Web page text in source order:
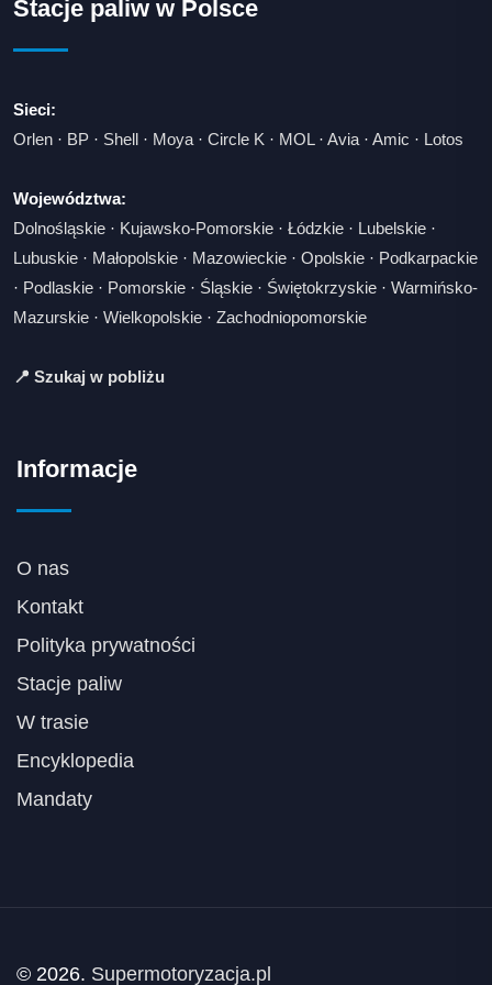
Stacje paliw w Polsce
Sieci:
Orlen · BP · Shell · Moya · Circle K · MOL· Avia · Amic · Lotos
Województwa:
Dolnośląskie · Kujawsko-Pomorskie · Łódzkie · Lubelskie ·
Lubuskie · Małopolskie · Mazowieckie · Opolskie · Podkarpackie
· Podlaskie · Pomorskie · Śląskie · Świętokrzyskie · Warmińsko-
Mazurskie · Wielkopolskie · Zachodniopomorskie
📍 Szukaj w pobliżu
Informacje
O nas
Kontakt
Polityka prywatności
Stacje paliw
W trasie
Encyklopedia
Mandaty
© 2026. Supermotoryzacja.pl